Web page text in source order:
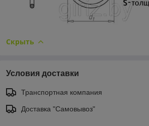
Скрыть
Условия доставки
Транспортная компания
Доставка "Самовывоз"